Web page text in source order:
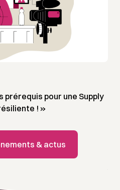
prérequis pour une Supply
! »
& actus